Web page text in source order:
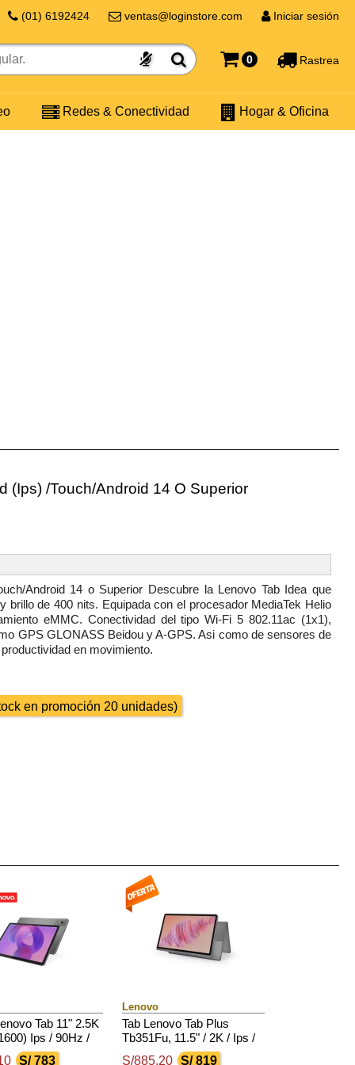
(01) 6192424 ventas@loginstore.com Iniciar sesión
0 Rastrea
Redes & Conectividad Hogar & Oficina
(Ips) /Touch/Android 14 O Superior
Android 14 o Superior Descubre la Lenovo Tab Idea que
de 400 nits. Equipada con el procesador MediaTek Helio
eMMC. Conectividad del tipo Wi-Fi 5 802.11ac (1x1),
GPS GLONASS Beidou y A-GPS. Asi como de sensores de
en movimiento.
en promoción 20 unidades)
Tab 11" 2.5K
Ips / 90Hz /
4Gb Ram / 128Gb
S/ 783
Lenovo
Tab Lenovo Tab Plus
Tb351Fu, 11.5" / 2K / Ips /
Touch / Android 14 O Sup /
S/885.20 S/ 819